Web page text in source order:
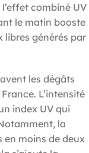
combiné UV
le matin booste
libres générés par
les dégâts
L’intensité
index UV qui
la
moins de deux